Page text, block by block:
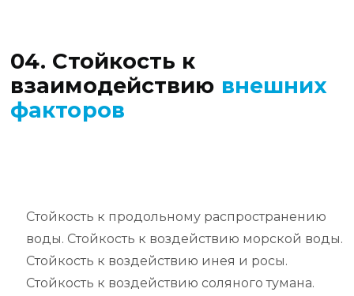
04. Стойкость к
взаимодействию внешних
факторов
Стойкость к продольному распространению
воды. Стойкость к воздействию морской воды.
Стойкость к воздействию инея и росы.
Стойкость к воздействию соляного тумана.